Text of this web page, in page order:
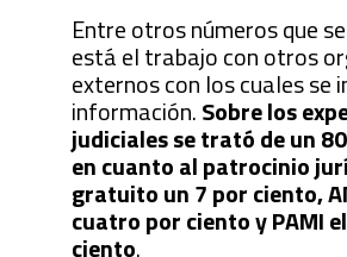
Entre otros números que
está el trabajo con otros
externos con los cuales se
información.Sobre los
judiciales se trató de un
en cuanto al patrocinio
gratuito un 7 por ciento,
cuatro por ciento y PAMI
ciento.